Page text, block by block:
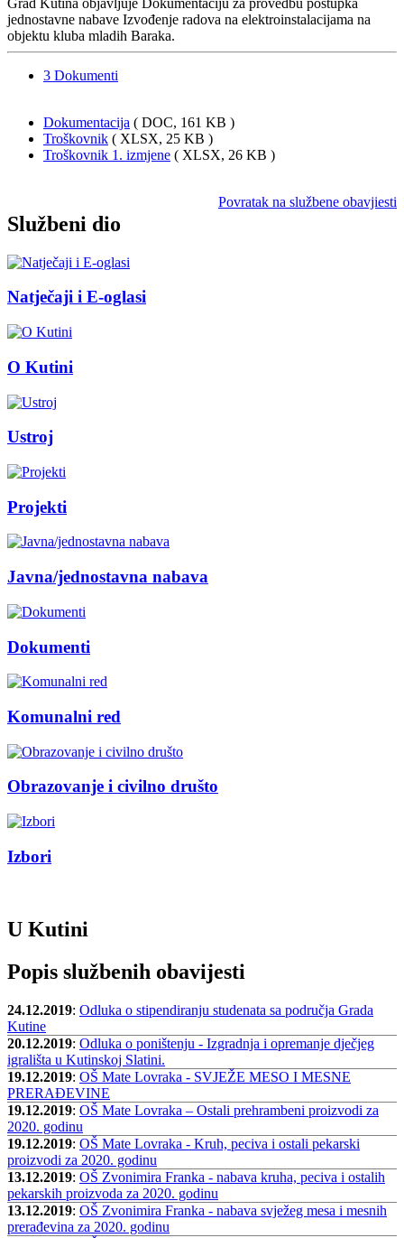
jednostavne nabave Izvođenje radova na elektroinstalacijama na
objektu kluba mladih Baraka.
3 Dokumenti
Dokumentacija ( DOC, 161 KB )
Troškovnik ( XLSX, 25 KB )
Troškovnik 1. izmjene ( XLSX, 26 KB )
Povratak na službene obavjiesti
Službeni dio
Natječaji i E-oglasi
O Kutini
Ustroj
Projekti
Javna/jednostavna nabava
Dokumenti
Komunalni red
Obrazovanje i civilno društo
Izbori
U Kutini
Popis službenih obavijesti
24.12.2019: Odluka o stipendiranju studenata sa područja Grada
Kutine
20.12.2019: Odluka o poništenju - Izgradnja i opremanje dječjeg
igrališta u Kutinskoj Slatini.
19.12.2019: OŠ Mate Lovraka - SVJEŽE MESO I MESNE
PRERAĐEVINE
19.12.2019: OŠ Mate Lovraka – Ostali prehrambeni proizvodi za
2020. godinu
19.12.2019: OŠ Mate Lovraka - Kruh, peciva i ostali pekarski
proizvodi za 2020. godinu
13.12.2019: OŠ Zvonimira Franka - nabava kruha, peciva i ostalih
pekarskih proizvoda za 2020. godinu
13.12.2019: OŠ Zvonimira Franka - nabava svježeg mesa i mesnih
prerađevina za 2020. godinu